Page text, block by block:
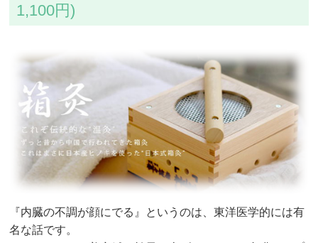
1,100円)
『内臓の不調が顔にでる』というのは、東洋医学的には有
名な話です。